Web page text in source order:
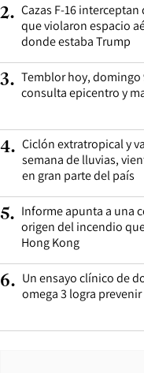
2. Cazas F-16
que violaron espacio
donde estaba Trump
3. Temblor hoy, domingo
consulta epicentro y
4. Ciclón extratropical y
semana de lluvias,
en gran parte del país
5. Informe apunta a una
origen del incendio
Hong Kong
6. Un ensayo clínico de
omega 3 logra